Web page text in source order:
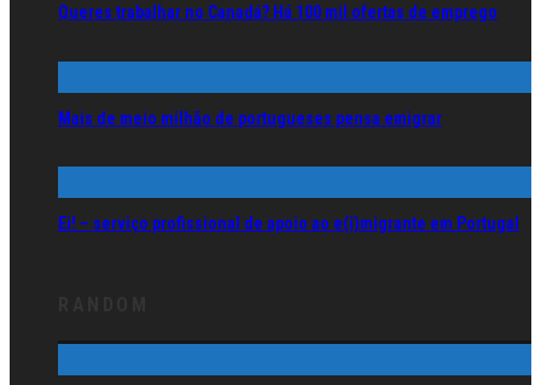
Queres trabalhar no Canadá? Há 100 mil ofertas de emprego
Mais de meio milhão de portugueses pensa emigrar
Ei! – serviço profissional de apoio ao e(i)migrante em Portugal